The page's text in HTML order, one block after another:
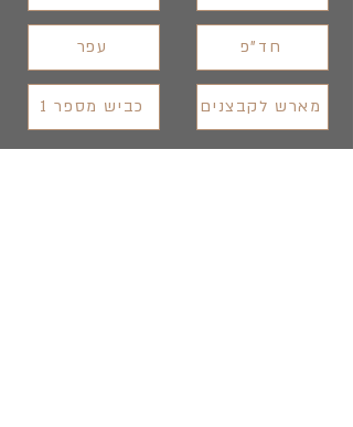
חד"פ
מארש לקבצנים
עפר
כביש מספר 1